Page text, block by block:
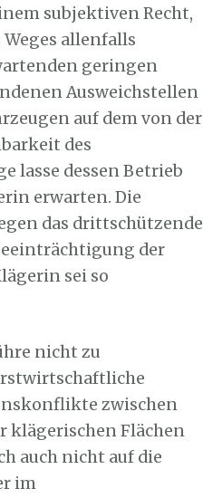
subjektiven Recht,
allenfalls
geringen
Ausweichstellen
auf dem von der
des
lasse dessen Betrieb
erwarten. Die
das drittschützende
der
sei so
nicht zu
zwischen
klägerischen Flächen
auch nicht auf die
im